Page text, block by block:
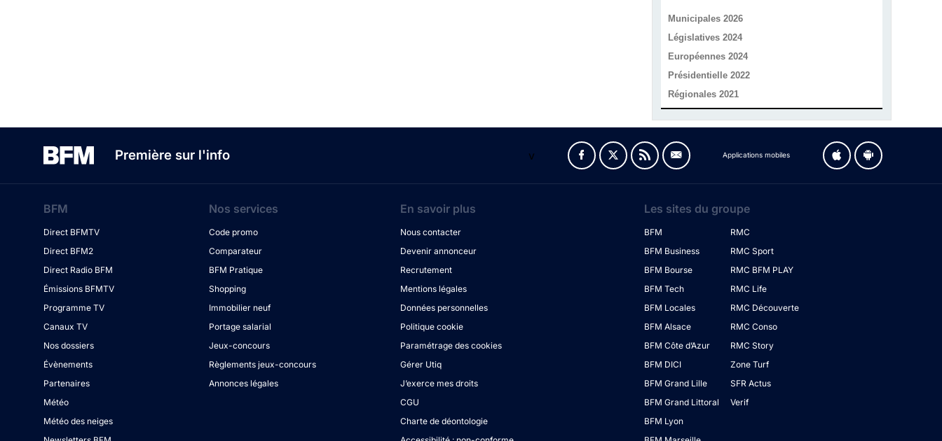
Municipales 2026
Législatives 2024
Européennes 2024
Présidentielle 2022
Régionales 2021
Première sur l'info v Applications mobiles
BFM
Direct BFMTV
Direct BFM2
Direct Radio BFM
Émissions BFMTV
Programme TV
Canaux TV
Nos dossiers
Évènements
Partenaires
Météo
Météo des neiges
Nos services
Code promo
Comparateur
BFM Pratique
Shopping
Immobilier neuf
Portage salarial
Jeux-concours
Règlements jeux-concours
Annonces légales
En savoir plus
Nous contacter
Devenir annonceur
Recrutement
Mentions légales
Données personnelles
Politique cookie
Paramétrage des cookies
Gérer Utiq
J’exerce mes droits
CGU
Charte de déontologie
Les sites du groupe
BFM
BFM Business
BFM Bourse
BFM Tech
BFM Locales
BFM Alsace
BFM Côte d’Azur
BFM DICI
BFM Grand Lille
BFM Grand Littoral
BFM Lyon
RMC
RMC Sport
RMC BFM PLAY
RMC Life
RMC Découverte
RMC Conso
RMC Story
Zone Turf
SFR Actus
Verif